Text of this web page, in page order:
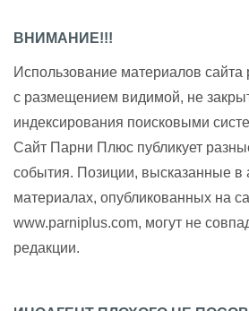
ВНИМАНИЕ!!!
Использование материалов сайта
с размещением видимой, не
индексирования поисковыми
Сайт Парни Плюс публикует
события. Позиции, высказанные в
материалах, опубликованных на
www.parniplus.com, могут не
редакции.